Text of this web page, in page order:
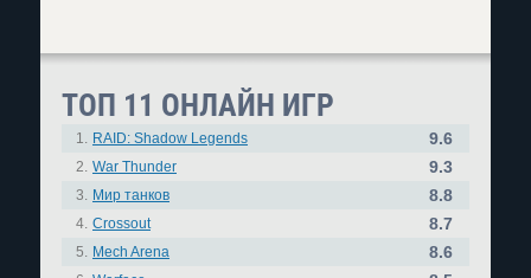
ТОП 11 ОНЛАЙН ИГР
1. RAID: Shadow Legends 9.6
2. War Thunder 9.3
3. Мир танков 8.8
4. Crossout 8.7
5. Mech Arena 8.6